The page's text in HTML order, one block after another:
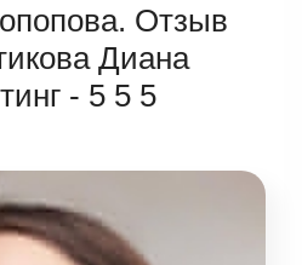
Отзыв
Диана
- 5 5 5